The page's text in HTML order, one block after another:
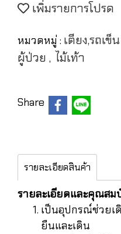
เพิ่มรายการโปรด
หมวดหมู่ : เตียง,รถเ
ผู้ป่วย , ไม้เท้า
Share
รายละเอียดสินค้า
รายละเอียดและคุณสม
เป็นอุปกรณ์ช่วย
ยืนและเดิน